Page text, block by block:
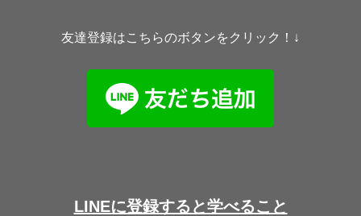
友達登録はこちらのボタンをクリック！↓
LINEに登録すると学べること